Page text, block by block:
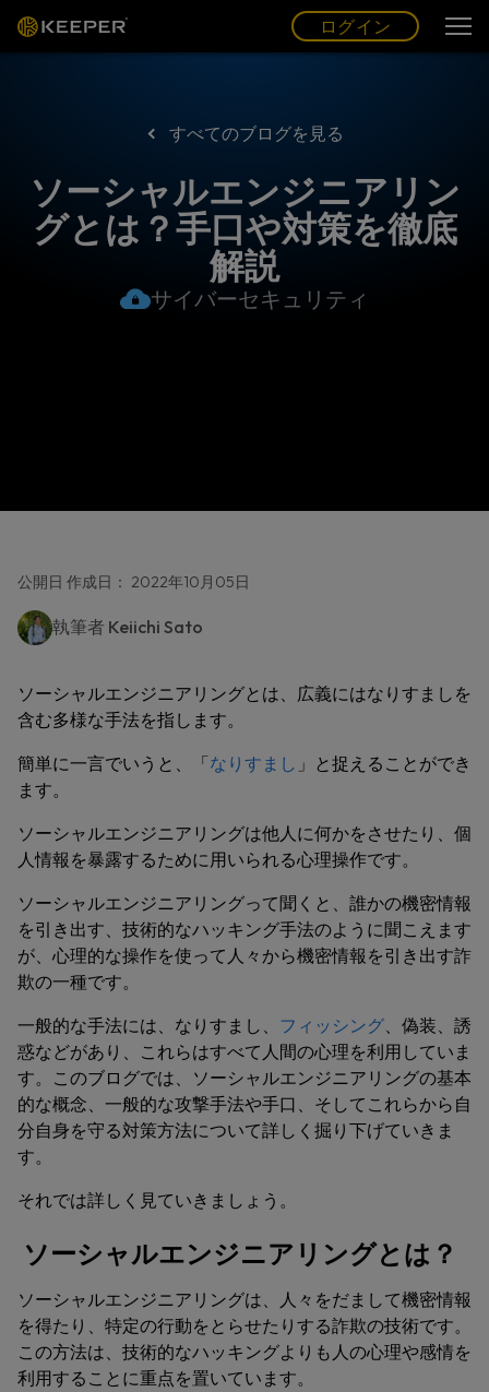
グ (JP)
ログイン
すべてのブログを見る
ソーシャルエンジニアリン
グとは？手口や対策を徹底
解説
サイバーセキュリティ
公開日 作成日： 2022年10月05日
執筆者 Keiichi Sato
ソーシャルエンジニアリングとは、広義にはなりすましを
含む多様な手法を指します。
簡単に一言でいうと、「なりすまし 」と捉えることができ
ます。
ソーシャルエンジニアリングは他人に何かをさせたり、個
人情報を暴露するために用いられる心理操作です。
ソーシャルエンジニアリングって聞くと、誰かの機密情報
を引き出す、技術的なハッキング手法のように聞こえます
が、心理的な操作を使って人々から機密情報を引き出す詐
欺の一種です。
一般的な手法には、なりすまし、 フィッシング、偽装、誘
惑などがあり、これらはすべて人間の心理を利用していま
す。このブログでは、ソーシャルエンジニアリングの基本
的な概念、一般的な攻撃手法や手口、そしてこれらから自
分自身を守る対策方法について詳しく掘り下げていきま
す。
それでは詳しく見ていきましょう。
ソーシャルエンジニアリングとは？
ソーシャルエンジニアリングは、人々をだまして機密情報
を得たり、特定の行動をとらせたりする詐欺の技術です。
この方法は、技術的なハッキングよりも人の心理や感情を
利用することに重点を置いています。